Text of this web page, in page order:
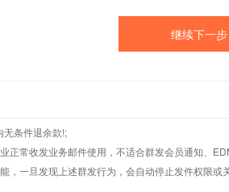
无条件退余款!;
正常收发业务邮件使用，不适合群发会员通知、
，一旦发现上述群发行为，会自动停止发件权限或